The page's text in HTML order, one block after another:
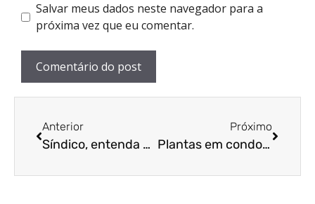
Salvar meus dados neste navegador para a
próxima vez que eu comentar.
Anterior
Síndico, entenda o que fazer em casos de barulhos no seu condomínio
Próximo
Plantas em condomínio: conheça alguns problemas sobre elas e como resolvê-los